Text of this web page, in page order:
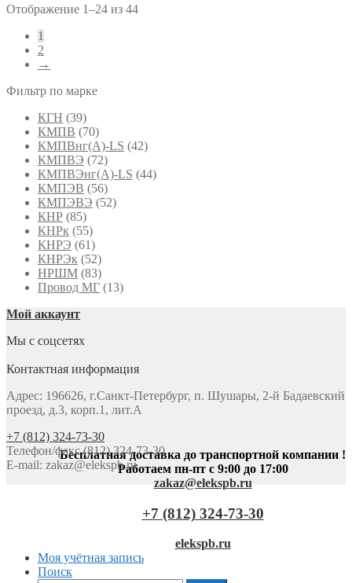
Отображение 1–24 из 44Сортировка:
1
2
→
Фильтр по марке
КГН (39)
КМПВ (70)
КМПВнг(А)-LS (42)
КМПВЭ (72)
КМПВЭнг(А)-LS (44)
КМПЭВ (56)
КМПЭВЭ (52)
КНР (85)
КНРк (55)
КНРЭ (61)
КНРЭк (52)
НРШМ (83)
Провод МГ (13)
Мой аккаунт
Мы с соцсетях
Контактная информация
Адрес: 196626, г.Санкт-Петербург, п. Шушары, 2-й Бадаевский
проезд, д.3, корп.1, лит.А
+7 (812) 324-73-30
Телефон/факс (812) 324-73-30
E-mail: zakaz@elekspb.ru
Бесплатная доставка до транспортной компании !
Работаем пн-пт с 9:00 до 17:00
zakaz@elekspb.ru
+7 (812) 324-73-30
elekspb.ru
Моя учётная запись
Поиск